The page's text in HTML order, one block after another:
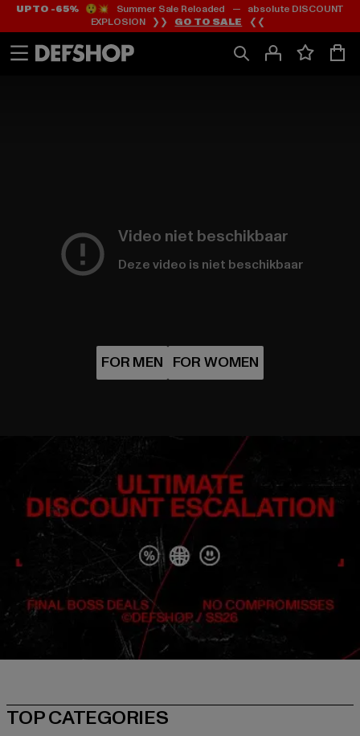
Ga
naar
Ga
naar
UP TO -65%😲💥 Summer Sale Reloaded — absolute DISCOUNT
EXPLOSION ❯❯ GO TO SALE ❮❮
Video niet beschikbaar
Deze video is niet beschikbaar
TOP CATEGORIES